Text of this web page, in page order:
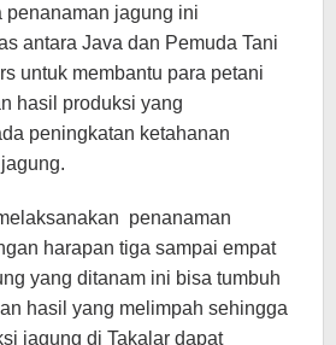
penanaman jagung ini
antara Java dan Pemuda Tani
untuk membantu para petani
hasil produksi yang
peningkatan ketahanan
penanaman
harapan tiga sampai empat
yang ditanam ini bisa tumbuh
hasil yang melimpah sehingga
jagung di Takalar dapat